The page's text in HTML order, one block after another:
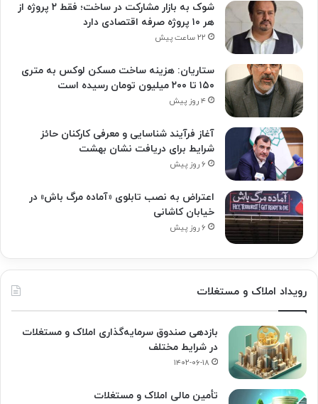
شوک به بازار مشارکت در ساخت؛ فقط ۲ پروژه از
هر ۱۰ پروژه صرفه اقتصادی دارد
۲۲ ساعت پیش
ستاریان: هزینه ساخت مسکن لوکس به متری
۱۵۰ تا ۲۰۰ میلیون تومان رسیده است
۴ روز پیش
آغاز فرآیند شناسایی و معرفی کارکنان حائز
شرایط برای دریافت نشان بهشت
۶ روز پیش
اعتراض به نصب تابلوی «آماده مرگ باش» در
خیابان کاشانی
۶ روز پیش
رویداد املاک و مستغلات
بازدهی صندوق سرمایه‌گذاری املاک و مستغلات
در شرایط مختلف
۱۴۰۲-۰۶-۱۸
تأمین مالی املاک و مستغلات